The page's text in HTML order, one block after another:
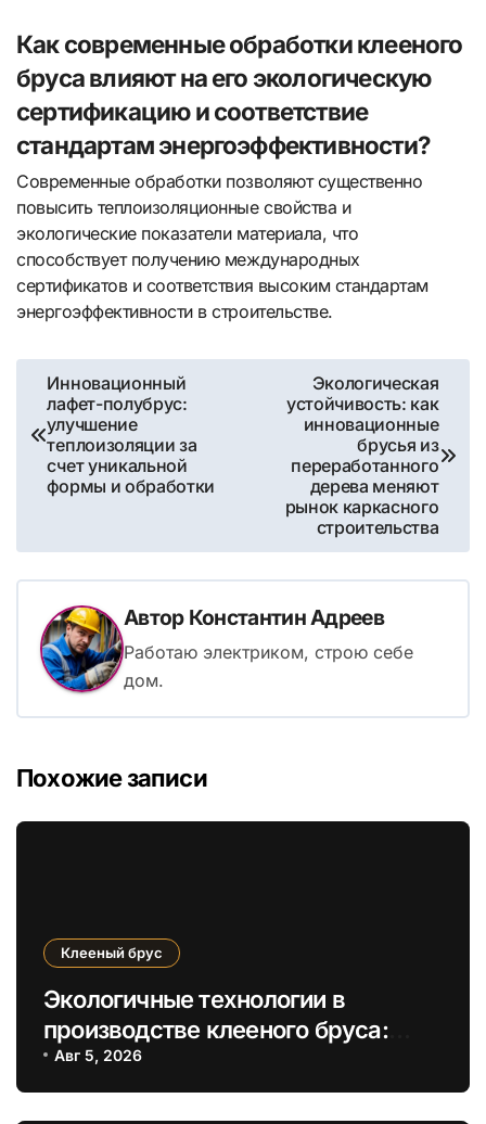
Как современные обработки клееного
бруса влияют на его экологическую
сертификацию и соответствие
стандартам энергоэффективности?
Современные обработки позволяют существенно
повысить теплоизоляционные свойства и
экологические показатели материала, что
способствует получению международных
сертификатов и соответствия высоким стандартам
энергоэффективности в строительстве.
Навигация
по
записям
Инновационный
лафет-полубрус:
улучшение
теплоизоляции за
счет уникальной
формы и обработки
Экологическая
устойчивость: как
инновационные
брусья из
переработанного
дерева меняют
рынок каркасного
строительства
Автор Константин Адреев
Работаю электриком, строю себе
дом.
Похожие записи
Клееный брус
Экологичные технологии в
производстве клееного бруса:
снижение углеродного следа и
энергоэффективность
Авг 5, 2026